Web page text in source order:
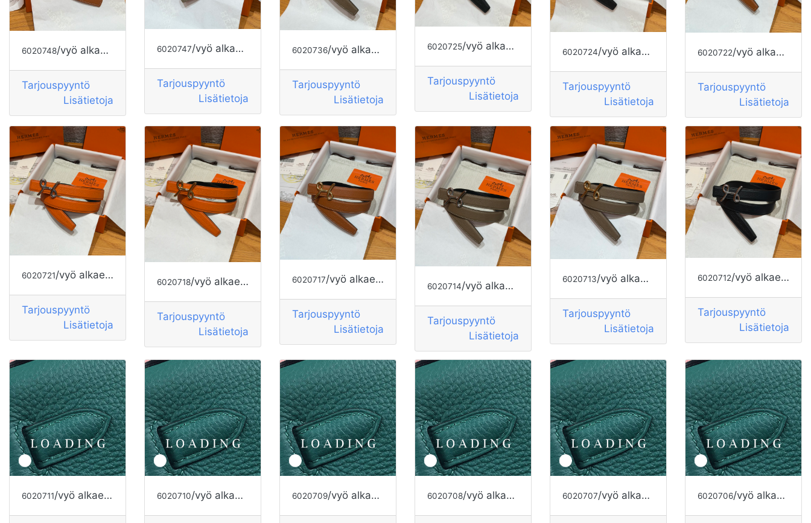
6020748/vyö alkaen HERMES
Tarjouspyyntö
Lisätietoja
6020747/vyö alkaen HERMES
Tarjouspyyntö
Lisätietoja
6020736/vyö alkaen HERMES
Tarjouspyyntö
Lisätietoja
6020725/vyö alkaen HERMES
Tarjouspyyntö
Lisätietoja
6020724/vyö alkaen HERMES
Tarjouspyyntö
Lisätietoja
6020722/vyö alkaen HERMES
Tarjouspyyntö
Lisätietoja
6020721/vyö alkaen HERMES
Tarjouspyyntö
Lisätietoja
6020718/vyö alkaen HERMES
Tarjouspyyntö
Lisätietoja
6020717/vyö alkaen HERMES
Tarjouspyyntö
Lisätietoja
6020714/vyö alkaen HERMES
Tarjouspyyntö
Lisätietoja
6020713/vyö alkaen HERMES
Tarjouspyyntö
Lisätietoja
6020712/vyö alkaen HERMES
Tarjouspyyntö
Lisätietoja
6020711/vyö alkaen HERMES 6020710/vyö alkaen HERMES 6020709/vyö alkaen HERMES 6020708/vyö alkaen HERMES 6020707/vyö alkaen HERMES 6020706/vyö alkaen HERMES